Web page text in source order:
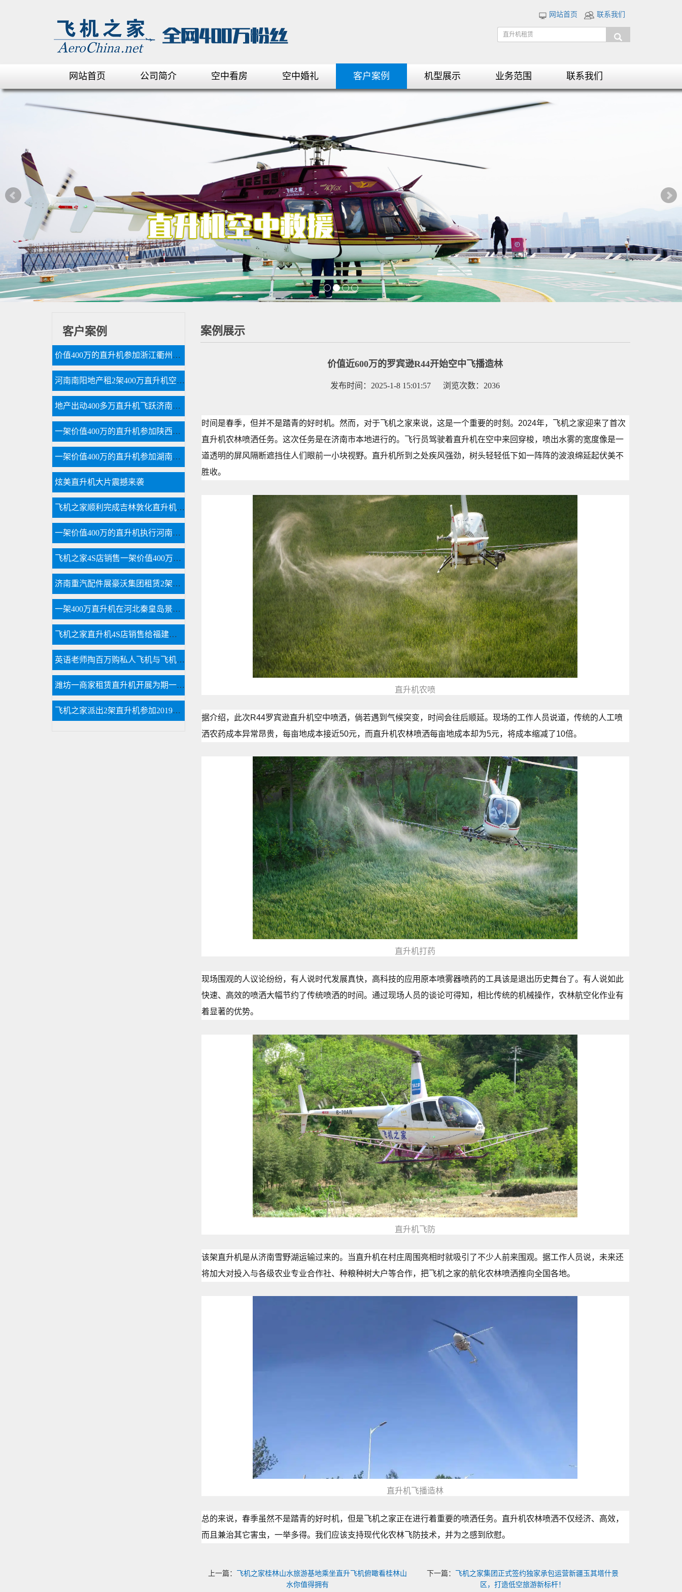
网站首页 联系我们
网站首页 公司简介 空中看房 空中婚礼 客户案例 机型展示 业务范围 联系我们
案例展示
价值近600万的罗宾逊R44开始空中飞播造林
发布时间：2025-1-8 15:01:57 浏览次数：2036
时间是春季，但并不是踏青的好时机。然而，对于飞机之家来说，这是一个重要的时刻。2024年，飞机之家迎来了首次
直升机农林喷洒任务。这次任务是在济南市本地进行的。飞行员驾驶着直升机在空中来回穿梭，喷出水雾的宽度像是一
道透明的屏风隔断遮挡住人们眼前一小块视野。直升机所到之处疾风强劲，树头轻轻低下如一阵阵的波浪绵延起伏美不
胜收。
直升机农喷
据介绍，此次R44罗宾逊直升机空中喷洒，倘若遇到气候突变，时间会往后顺延。现场的工作人员说道，传统的人工喷
洒农药成本异常昂贵，每亩地成本接近50元，而直升机农林喷洒每亩地成本却为5元，将成本缩减了10倍。
直升机打药
现场围观的人议论纷纷，有人说时代发展真快，高科技的应用原本喷雾器喷药的工具该是退出历史舞台了。有人说如此
快速、高效的喷洒大幅节约了传统喷洒的时间。通过现场人员的谈论可得知，相比传统的机械操作，农林航空化作业有
着显著的优势。
直升机飞防
该架直升机是从济南雪野湖运输过来的。当直升机在村庄周围亮相时就吸引了不少人前来围观。据工作人员说，未来还
将加大对投入与各级农业专业合作社、种粮种树大户等合作，把飞机之家的航化农林喷洒推向全国各地。
直升机飞播造林
总的来说，春季虽然不是踏青的好时机，但是飞机之家正在进行着重要的喷洒任务。直升机农林喷洒不仅经济、高效，
而且兼治其它害虫，一举多得。我们应该支持现代化农林飞防技术，并为之感到欣慰。
上一篇： 飞机之家桂林山水旅游基地乘坐直升飞机俯瞰看桂林山
水你值得拥有
下一篇： 飞机之家集团正式签约独家承包运营新疆玉其塔什景
区，打造低空旅游新标杆！
客户案例
价值400万的直升机参加浙江衢州静展活动
河南南阳地产租2架400万直升机空中看房
地产出动400多万直升机飞跃济南千佛山大明湖
一架价值400万的直升机参加陕西汉中直升机空中巡查活动
一架价值400万的直升机参加湖南岳阳电力巡线活动
炫美直升机大片震撼来袭
飞机之家顺利完成吉林敦化直升机航测
一架价值400万的直升机执行河南商丘林业飞防
飞机之家4S店销售一架价值400万直升机
济南重汽配件展豪沃集团租赁2架直升机庆典
一架400万直升机在河北秦皇岛景区体验飞行
飞机之家直升机4S店销售给福建泉州一学校一架直升机
英语老师掏百万购私人飞机与飞机之家开展直升机租赁业务
潍坊一商家租赁直升机开展为期一个月静态展览
飞机之家派出2架直升机参加2019沈阳法库航展